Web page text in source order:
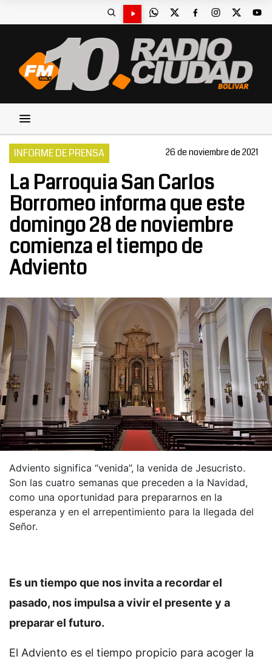
INFORME DE PRENSA 26 de noviembre de 2021
La Parroquia San Carlos
Borromeo informa que este
domingo 28 de noviembre
comienza el tiempo de
Adviento
Adviento significa “venida”, la venida de Jesucristo.
Son las cuatro semanas que preceden a la Navidad,
como una oportunidad para prepararnos en la
esperanza y en el arrepentimiento para la llegada del
Señor.
Es un tiempo que nos invita a recordar el
pasado, nos impulsa a vivir el presente y a
preparar el futuro.
El Adviento es el tiempo propicio para acoger la